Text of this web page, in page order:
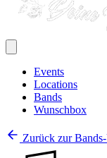
Events
Locations
Bands
Wunschbox
Zurück zur